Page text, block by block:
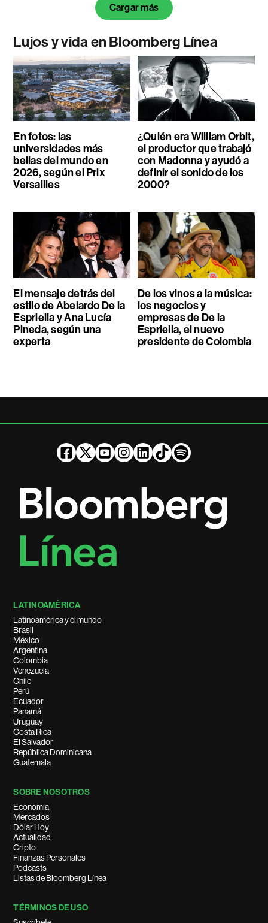
Cargar más
Lujos y vida en Bloomberg Línea
En fotos: las
universidades más
bellas del mundo en
2026, según el Prix
Versailles
¿Quién era William Orbit,
el productor que trabajó
con Madonna y ayudó a
definir el sonido de los
2000?
El mensaje detrás del
estilo de Abelardo De la
Espriella y Ana Lucía
Pineda, según una
experta
De los vinos a la música:
los negocios y
empresas de De la
Espriella, el nuevo
presidente de Colombia
LATINOAMÉRICA
Latinoamérica y el mundo
Brasil
México
Argentina
Colombia
Venezuela
Chile
Perú
Ecuador
Panamá
Uruguay
Costa Rica
El Salvador
República Dominicana
Guatemala
SOBRE NOSOTROS
Economía
Mercados
Dólar Hoy
Actualidad
Cripto
Finanzas Personales
Podcasts
Listas de Bloomberg Línea
TÉRMINOS DE USO